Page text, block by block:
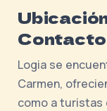
Contacto
Logia se
Carmen,
como a turistas